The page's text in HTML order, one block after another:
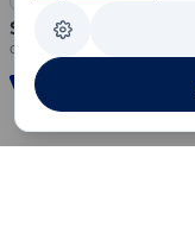
Segurança